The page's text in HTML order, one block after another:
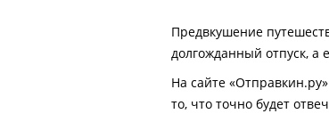
Предвкушение
долгожданный отпуск, а
На сайте
то, что точно будет